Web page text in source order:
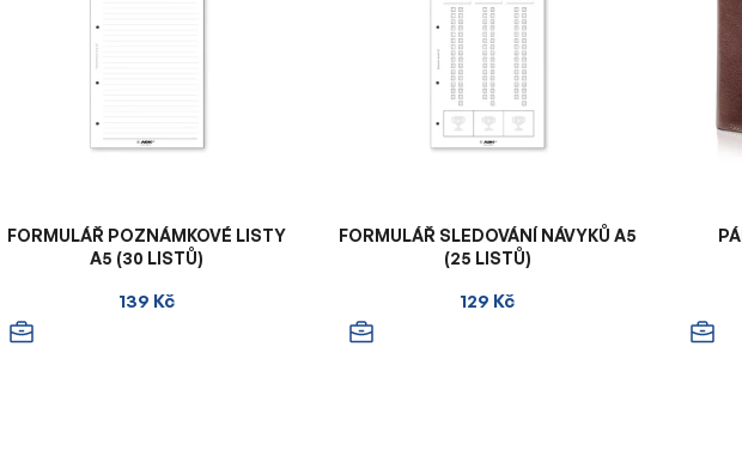
FORMULÁŘ POZNÁMKOVÉ LISTY
A5 (30 LISTŮ)
139 Kč
FORMULÁŘ SLEDOVÁNÍ NÁVYKŮ A5
(25 LISTŮ)
129 Kč